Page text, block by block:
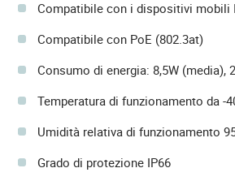
Compatibile con i dispositivi mobili
Compatibile con PoE (802.3at)
Consumo di energia: 8,5W (media),
Temperatura di funzionamento da -
Umidità relativa di funzionamento
Grado di protezione IP66